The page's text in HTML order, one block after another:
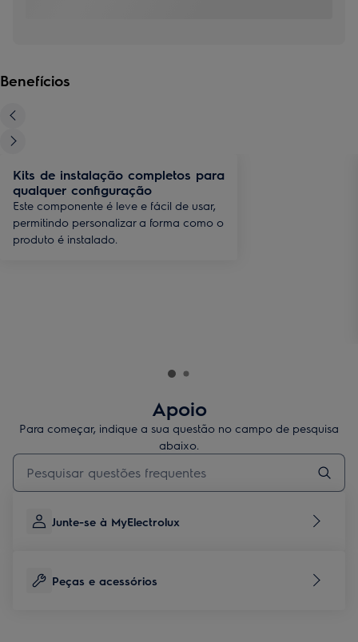
Benefícios
Kits de instalação completos para
qualquer configuração
Este componente é leve e fácil de usar,
permitindo personalizar a forma como o
produto é instalado.
Apoio
Para começar, indique a sua questão no campo de pesquisa
abaixo.
Type to search for support articles
Junte-se à MyElectrolux
Peças e acessórios